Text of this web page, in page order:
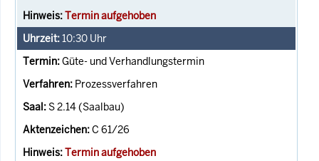
Termin aufgehoben
10:30 Uhr
Güte- und Verhandlungstermin
Prozessverfahren
S 2.14 (Saalbau)
C 61/26
Termin aufgehoben